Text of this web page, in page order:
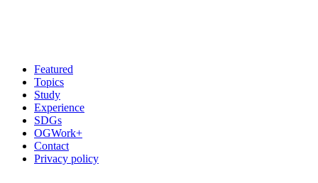
Featured
Topics
Study
Experience
SDGs
OGWork+
Contact
Privacy policy